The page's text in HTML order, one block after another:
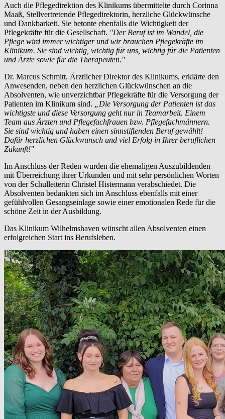
Auch die Pflegedirektion des Klinikums übermittelte durch Corinna
Maaß, Stellvertretende Pflegedirektorin, herzliche Glückwünsche
und Dankbarkeit. Sie betonte ebenfalls die Wichtigkeit der
Pflegekräfte für die Gesellschaft. "Der Beruf ist im Wandel, die
Pflege wird immer wichtiger und wir brauchen Pflegekräfte im
Klinikum. Sie sind wichtig, wichtig für uns, wichtig für die Patienten
und Ärzte sowie für die Therapeuten."
Dr. Marcus Schmitt, Ärztlicher Direktor des Klinikums, erklärte den
Anwesenden, neben den herzlichen Glückwünschen an die
Absolventen, wie unverzichtbar Pflegekräfte für die Versorgung der
Patienten im Klinikum sind.
„Die Versorgung der Patienten ist das
wichtigste und diese Versorgung geht nur in Teamarbeit. Einem
Team aus Ärzten und Pflegefachfrauen bzw. Pflegefachmännern.
Sie sind wichtig und haben einen sinnstiftenden Beruf gewählt!
Dafür herzlichen Glückwunsch und viel Erfolg in Ihrer beruflichen
Zukunft!"
Im Anschluss der Reden wurden die ehemaligen Auszubildenden
mit Überreichung ihrer Urkunden und mit sehr persönlichen Worten
von der Schulleiterin Christel Histermann verabschiedet. Die
Absolventen bedankten sich im Anschluss ebenfalls mit einer
gefühlvollen Gesangseinlage sowie einer emotionalen Rede für die
schöne Zeit in der Ausbildung.
Das Klinikum Wilhelmshaven wünscht allen Absolventen einen
erfolgreichen Start ins Berufsleben.